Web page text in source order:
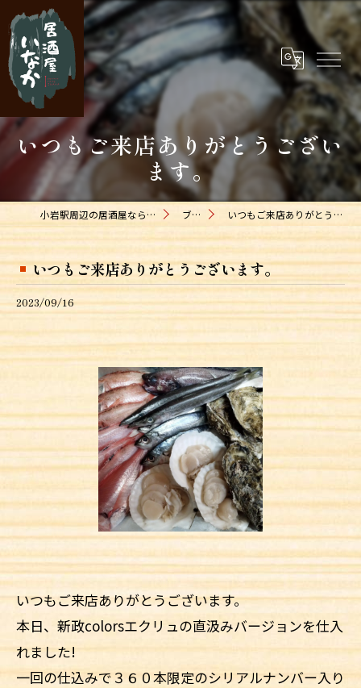
いつもご来店ありがとうござい
ます。
小岩駅周辺の居酒屋なら居酒屋いなか ブログ いつもご来店ありがとうございます。
いつもご来店ありがとうございます。
2023/09/16
いつもご来店ありがとうございます。
本日、新政colorsエクリュの直汲みバージョンを仕入
れました!
一回の仕込みで３６０本限定のシリアルナンバー入り